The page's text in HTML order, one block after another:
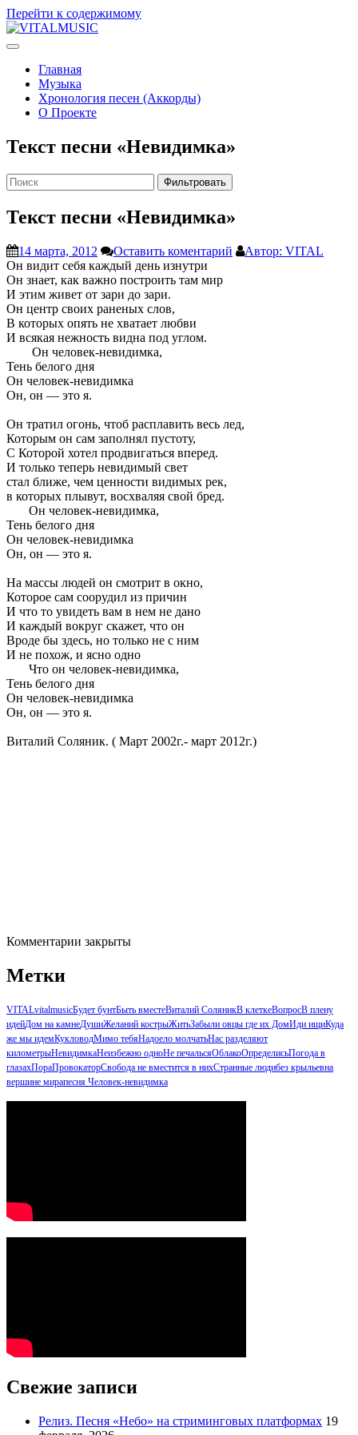
Перейти к содержимому
V
Главная
Музыка
Хронология песен (Аккорды)
О Проекте
Текст песни «Невидимка»
Фильтровать
Текст песни «Невидимка»
14 марта, 2012 Оставить коментарий
Автор: VITAL
Он видит себя каждый день изнутри
Он знает, как важно построить там мир
И этим живет от зари до зари.
Он центр своих раненых слов,
В которых опять не хватает любви
И всякая нежность видна под углом.
Он человек-невидимка,
Тень белого дня
Он человек-невидимка
Он, он — это я.
Он тратил огонь, чтоб расплавить весь лед,
Которым он сам заполнял пустоту,
С Которой хотел продвигаться вперед.
И только теперь невидимый свет
стал ближе, чем ценности видимых рек,
в которых плывут, восхваляя свой бред.
Он человек-невидимка,
Тень белого дня
Он человек-невидимка
Он, он — это я.
На массы людей он смотрит в окно,
Которое сам соорудил из причин
И что то увидеть вам в нем не дано
И каждый вокруг скажет, что он
Вроде бы здесь, но только не с ним
И не похож, и ясно одно
Что он человек-невидимка,
Тень белого дня
Он человек-невидимка
Он, он — это я.
Виталий Соляник. ( Март 2002г.- март 2012г.)
Комментарии закрыты
Метки
VITALvitalmusicБудет бунтБыть вместеВиталий СоляникВ клеткеВопросВ плену
идейДом на камнеДушиЖеланий кострыЖитьЗабыли овцы где их ДомИди ищиКуда
же мы идемКукловодМимо тебяНадоело молчатьНас разделяют
километрыНевидимкаНеизбежно одноНе печальсяОблакоОпределисьПогода в
глазахПораПровокаторСвобода не вместится в нихСтранные людибез крыльевна
вершине мирапесня Человек-невидимка
Свежие записи
Релиз. Песня «Небо» на стриминговых платформах 19